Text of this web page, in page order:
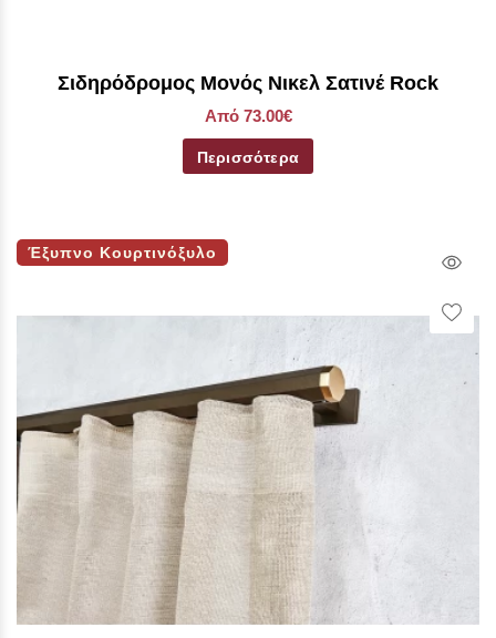
Σιδηρόδρομος Μονός Νικελ Σατινέ Rock
Από 73.00€
Περισσότερα
Έξυπνο Κουρτινόξυλο